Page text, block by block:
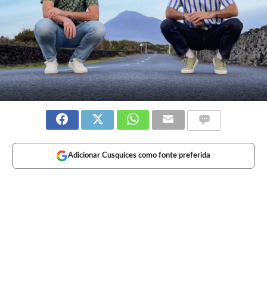
Adicionar Cusquices como fonte preferida